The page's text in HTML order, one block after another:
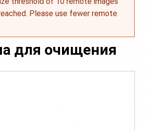
Please use fewer remote
для очищения